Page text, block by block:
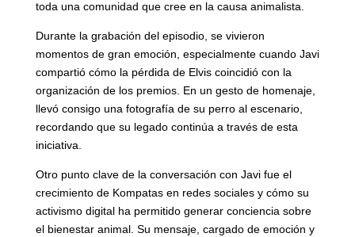
toda una comunidad que cree en la causa animalista.
Durante la grabación del episodio, se vivieron
momentos de gran emoción, especialmente cuando Javi
compartió cómo la pérdida de Elvis coincidió con la
organización de los premios. En un gesto de homenaje,
llevó consigo una fotografía de su perro al escenario,
recordando que su legado continúa a través de esta
iniciativa.
Otro punto clave de la conversación con Javi fue el
crecimiento de Kompatas en redes sociales y cómo su
activismo digital ha permitido generar conciencia sobre
el bienestar animal. Su mensaje, cargado de emoción y